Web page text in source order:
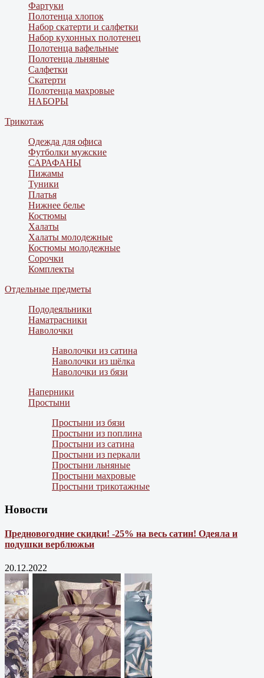
Фартуки
Полотенца хлопок
Набор скатерти и салфетки
Набор кухонных полотенец
Полотенца вафельные
Полотенца льняные
Салфетки
Скатерти
Полотенца махровые
НАБОРЫ
Трикотаж
Одежда для офиса
Футболки мужские
САРАФАНЫ
Пижамы
Туники
Платья
Нижнее белье
Костюмы
Халаты
Халаты молодежные
Костюмы молодежные
Сорочки
Комплекты
Отдельные предметы
Пододеяльники
Наматрасники
Наволочки
Наволочки из сатина
Наволочки из шёлка
Наволочки из бязи
Наперники
Простыни
Простыни из бязи
Простыни из поплина
Простыни из сатина
Простыни из перкали
Простыни льняные
Простыни махровые
Простыни трикотажные
Новости
Предновогодние скидки! -25% на весь сатин! Одеяла и
подушки верблюжьи
20.12.2022